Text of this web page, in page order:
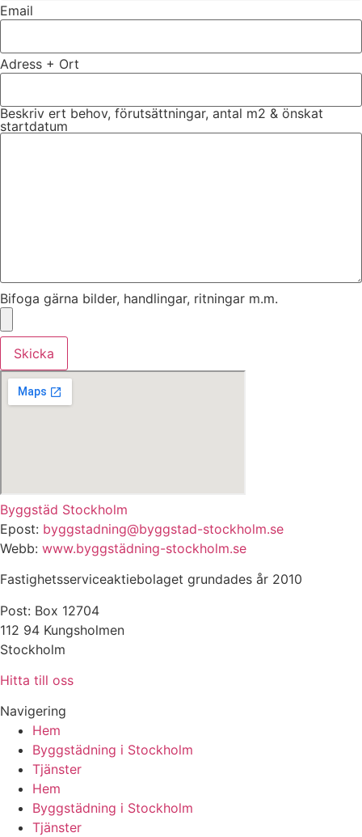
Email
Adress + Ort
Beskriv ert behov, förutsättningar, antal m2 & önskat
startdatum
Bifoga gärna bilder, handlingar, ritningar m.m.
Skicka
Byggstäd Stockholm
Epost: byggstadning@byggstad-stockholm.se
Webb: www.byggstädning-stockholm.se
Fastighetsserviceaktiebolaget grundades år 2010
Post: Box 12704
112 94 Kungsholmen
Stockholm
Hitta till oss
Navigering
Hem
Byggstädning i Stockholm
Tjänster
Hem
Byggstädning i Stockholm
Tjänster